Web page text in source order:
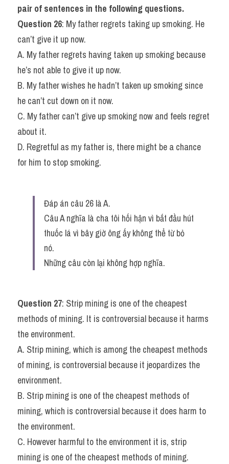
pair of sentences in the following questions.
Question 26: My father regrets taking up smoking. He
can’t give it up now.
A. My father regrets having taken up smoking because
he’s not able to give it up now.
B. My father wishes he hadn’t taken up smoking since
he can’t cut down on it now.
C. My father can’t give up smoking now and feels regret
about it.
D. Regretful as my father is, there might be a chance
for him to stop smoking.
Đáp án câu 26 là A.
Câu A nghĩa là cha tôi hối hận vì bắt đầu hút
thuốc lá vì bây giờ ông ấy không thể từ bỏ
nó.
Những câu còn lại không hợp nghĩa.
Question 27: Strip mining is one of the cheapest
methods of mining. It is controversial because it harms
the environment.
A. Strip mining, which is among the cheapest methods
of mining, is controversial because it jeopardizes the
environment.
B. Strip mining is one of the cheapest methods of
mining, which is controversial because it does harm to
the environment.
C. However harmful to the environment it is, strip
mining is one of the cheapest methods of mining.